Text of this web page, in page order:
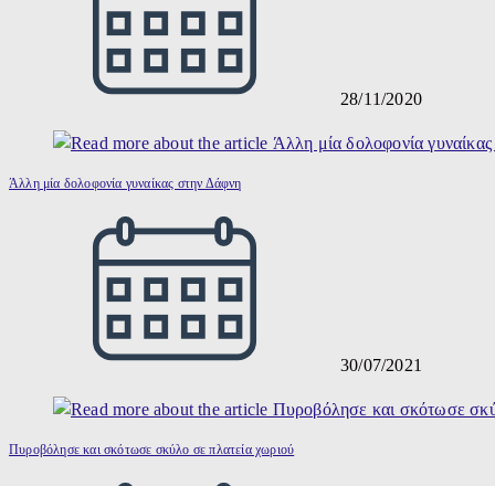
28/11/2020
Άλλη μία δολοφονία γυναίκας στην Δάφνη
30/07/2021
Πυροβόλησε και σκότωσε σκύλο σε πλατεία χωριού